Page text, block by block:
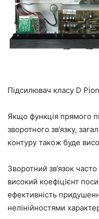
Підсилювач класу D
Якщо функція прямого
зворотного зв’язку,
контуру також буде
Зворотний зв’язок
високий коефіцієнт
ефективність
нелінійностями